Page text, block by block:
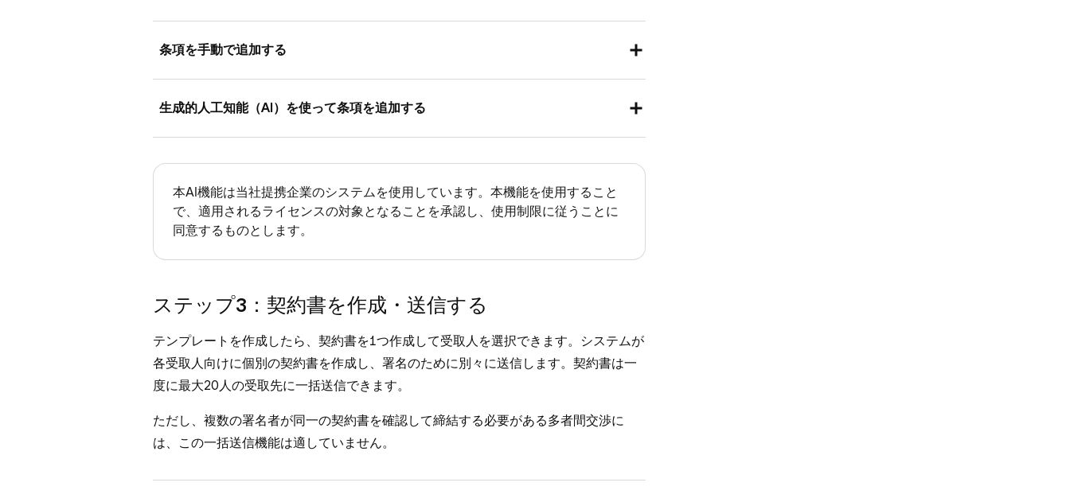
条項を手動で追加する
Square データにログインし、[注文と支払い
条項のタイトルまたは説明を入力します。
お客さまのイニシャルを必須にする場合は、ボックスにチェックを入れます。
[保存] をクリックします。
生成的人工知能（AI）を使って条項を追加する
Square データにログインし、[注文と支払い]（または [請求書と支払い] または
支払い ]）> [ 契約書 ] > [
] の順に移動します。
[ 新規条項を追加] の横にある [+] をクリックします。既存の条項を使う場合
は、[カスタム条項を追加
[コンテンツを生成] をクリックします。
します。
生成された内容を確認します。表示された内容を採用する場合は [これを使用す
る] をクリック、新しい内容を生成する場合は、[再生成] をクリックします。
お客さまのイニシャルを必須にする場合は、ボックスにチェックを入れます。
[ 保存] をクリックします。
本AI機能は当社提携企業のシステムを使用しています。本機能を使用すること
で、適用されるライセンスの対象となることを承認し、使用制限に従うことに
同意するものとします。
ステップ3：契約書を作成・送信する
テンプレートを作成したら、契約書を1つ作成して受取人を選択できます。システムが
各受取人向けに個別の契約書を作成し、署名のために別々に送信します。契約書は一
度に最大20人の受取先に一括送信できます。
ただし、複数の署名者が同一の契約書を確認して締結する必要がある多者間交渉に
は、この一括送信機能は適していません。